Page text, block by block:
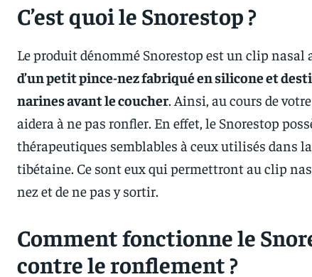
C’est quoi le Snorestop ?
Le produit dénommé Snorestop est un clip
d’un petit pince-nez fabriqué en silicone et
narines avant le coucher. Ainsi, au cours de
aidera à ne pas ronfler. En effet, le Snorestop
thérapeutiques semblables à ceux utilisés dans
tibétaine. Ce sont eux qui permettront au clip
nez et de ne pas y sortir.
Comment fonctionne le
contre le ronflement ?